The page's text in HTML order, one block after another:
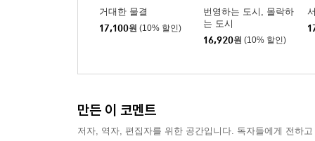
거대한 물결
17,100원 (10% 할인)
번영하는 도시, 몰락하
는 도시
16,920원 (10% 할인)
만든 이 코멘트
저자, 역자, 편집자를 위한 공간입니다. 독자들에게 전하